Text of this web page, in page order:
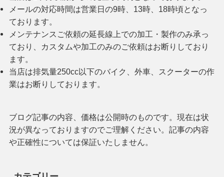
メールの対応時間は営業日の9時、13時、18時頃となっ
ております。
メンテナンスご依頼の延長線上での加工・製作のみ承っ
ており、カスタムや加工のみのご依頼はお断りしており
ます。
当店は排気量250cc以下のバイク、外車、スクーターの作
業はお断りしております。
ブログ記事の内容、価格は公開時のものです。現在は状
況が異なっておりますのでご理解ください。記事の内容
や正確性については保証いたしません。